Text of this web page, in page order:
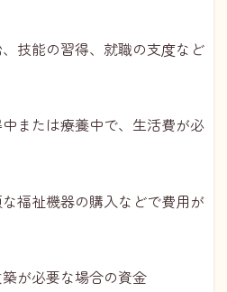
技能の習得、就職の支度など
または療養中で、生活費が必
福祉機器の購入などで費用が
が必要な場合の資金